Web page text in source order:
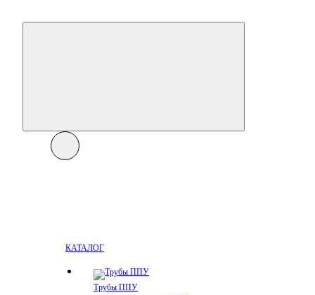
КАТАЛОГ
Трубы ППУ